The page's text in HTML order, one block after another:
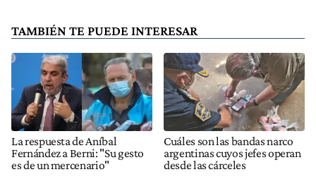
TAMBIÉN TE PUEDE INTERESAR
La respuesta de Aníbal
Fernández a Berni: "Su gesto
es de un mercenario"
Cuáles son las bandas narco
argentinas cuyos jefes operan
desde las cárceles